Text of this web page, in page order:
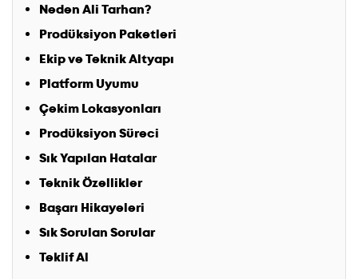
Neden Ali Tarhan?
Prodüksiyon Paketleri
Ekip ve Teknik Altyapı
Platform Uyumu
Çekim Lokasyonları
Prodüksiyon Süreci
Sık Yapılan Hatalar
Teknik Özellikler
Başarı Hikayeleri
Sık Sorulan Sorular
Teklif Al